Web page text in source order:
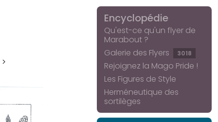
Encyclopédie
Qu'est-ce qu'un flyer de
Marabout ?
Galerie des Flyers
3018
Rejoignez la Mago Pride !
Les Figures de Style
Herméneutique des
sortilèges